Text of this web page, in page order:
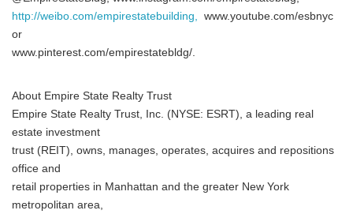
http://weibo.com/empirestatebuilding, www.youtube.com/esbnyc
or
www.pinterest.com/empirestatebldg/.
About Empire State Realty Trust
Empire State Realty Trust, Inc. (NYSE: ESRT), a leading real
estate investment
trust (REIT), owns, manages, operates, acquires and repositions
office and
retail properties in Manhattan and the greater New York
metropolitan area,